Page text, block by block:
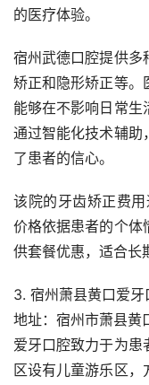
的医疗体验。
宿州武德口腔提供多
矫正和隐形矫正等。
能够在不影响日常生
通过智能化技术辅助
了患者的信心。
该院的牙齿矫正费
价格依据患者的个体
供套餐优惠，适合长
3. 宿州萧县黄口爱牙
地址：宿州市萧县黄
爱牙口腔致力于为患
区设有儿童游乐区，